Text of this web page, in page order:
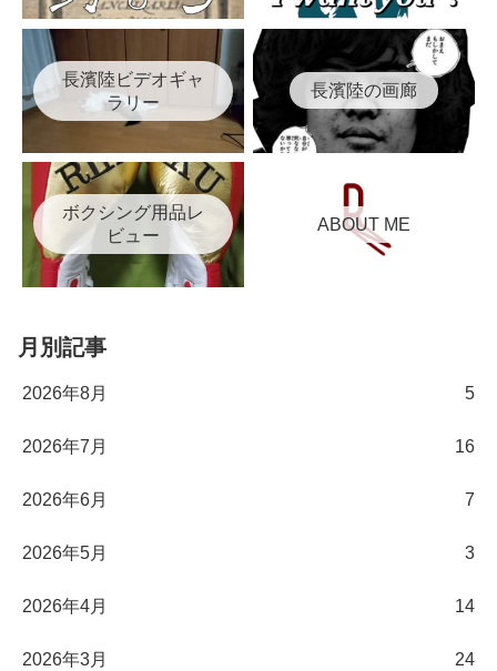
長濱陸ビデオギャ
ラリー
長濱陸の画廊
ボクシング用品レ
ビュー
ABOUT ME
月別記事
2026年8月 5
2026年7月 16
2026年6月 7
2026年5月 3
2026年4月 14
2026年3月 24